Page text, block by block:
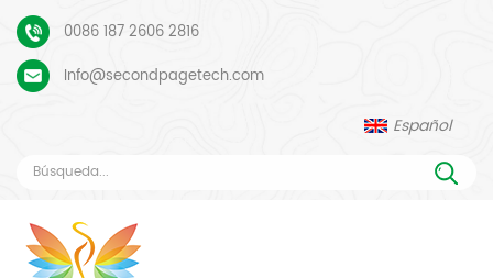
0086 187 2606 2816
Info@secondpagetech.com
Español